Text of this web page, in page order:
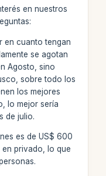
en nuestros
en cuanto tengan
se agotan
Agosto, sino
sobre todo los
los mejores
lo mejor sería
de julio.
es de US$ 600
privado, lo que